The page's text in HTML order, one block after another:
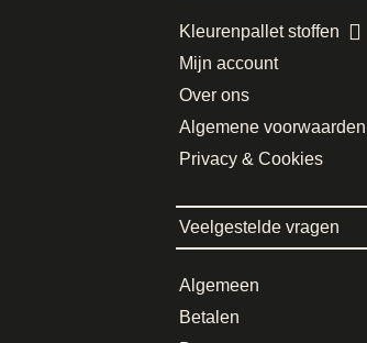
Kleurenpallet stoffen
Mijn account
Over ons
Algemene voorwaarden
Privacy & Cookies
Veelgestelde vragen
Algemeen
Betalen